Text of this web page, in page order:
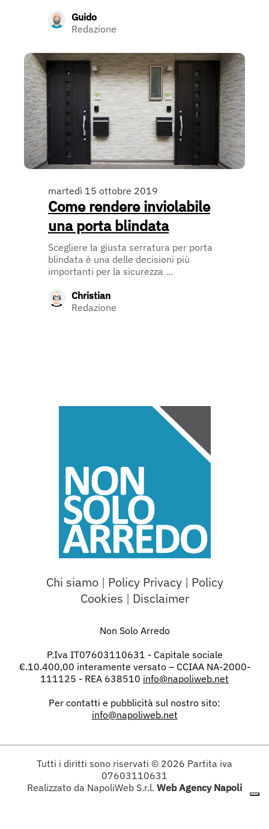
Guido
Redazione
martedì 15 ottobre 2019
Come rendere inviolabile
una porta blindata
Scegliere la giusta serratura per porta
blindata è una delle decisioni più
importanti per la sicurezza ...
Christian
Redazione
Chi siamo| Policy Privacy| Policy
Cookies | Disclaimer
Non Solo Arredo
P.Iva IT07603110631 - Capitale sociale
€.10.400,00 interamente versato – CCIAA NA-2000-
111125 - REA 638510 info@napoliweb.net
Per contatti e pubblicità sul nostro sito:
info@napoliweb.net
Tutti i diritti sono riservati © 2026 Partita iva
07603110631
Realizzato da NapoliWeb S.r.l. Web Agency Napoli